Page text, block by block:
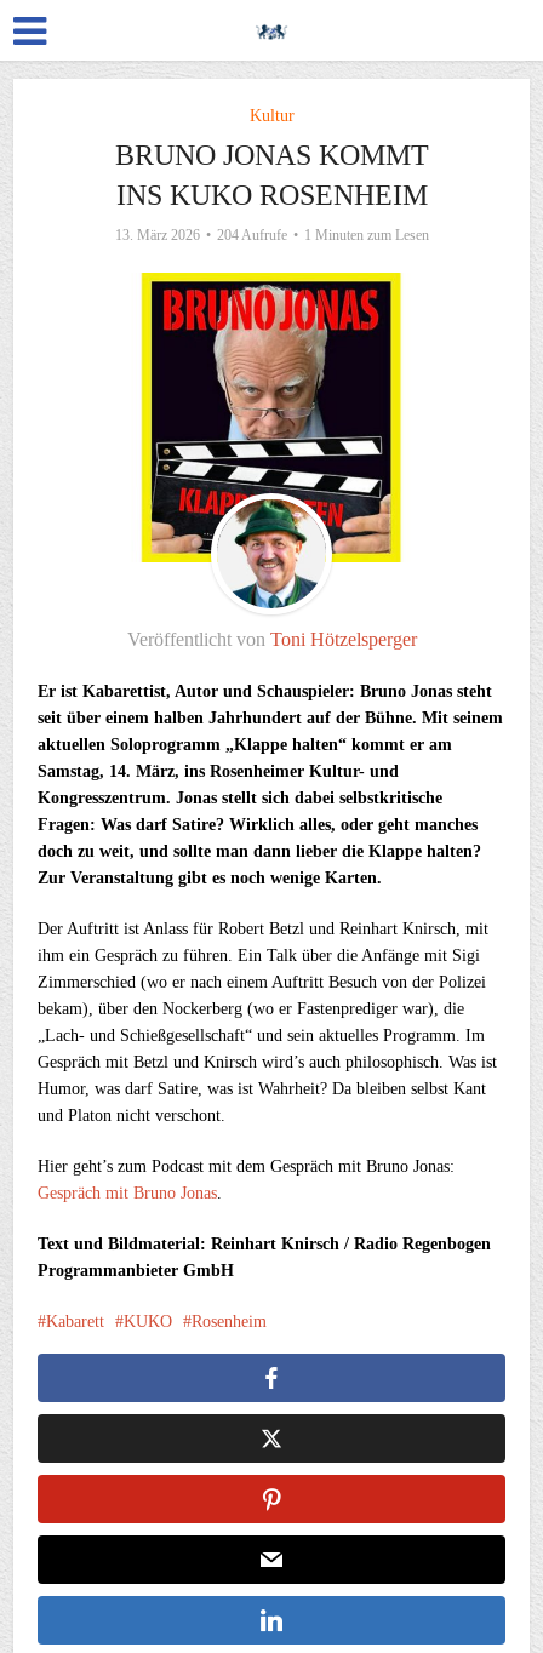
Kultur
BRUNO JONAS KOMMT
INS KUKO ROSENHEIM
13. März 2026 204 Aufrufe 1 Minuten zum Lesen
Veröffentlicht von Toni Hötzelsperger
Er ist Kabarettist, Autor und Schauspieler: Bruno Jonas steht
seit über einem halben Jahrhundert auf der Bühne. Mit seinem
aktuellen Soloprogramm „Klappe halten“ kommt er am
Samstag, 14. März, ins Rosenheimer Kultur- und
Kongresszentrum. Jonas stellt sich dabei selbstkritische
Fragen: Was darf Satire? Wirklich alles, oder geht manches
doch zu weit, und sollte man dann lieber die Klappe halten?
Zur Veranstaltung gibt es noch wenige Karten.
Der Auftritt ist Anlass für Robert Betzl und Reinhart Knirsch, mit
ihm ein Gespräch zu führen. Ein Talk über die Anfänge mit Sigi
Zimmerschied (wo er nach einem Auftritt Besuch von der Polizei
bekam), über den Nockerberg (wo er Fastenprediger war), die
„Lach- und Schießgesellschaft“ und sein aktuelles Programm. Im
Gespräch mit Betzl und Knirsch wird’s auch philosophisch. Was ist
Humor, was darf Satire, was ist Wahrheit? Da bleiben selbst Kant
und Platon nicht verschont.
Hier geht’s zum Podcast mit dem Gespräch mit Bruno Jonas:
Gespräch mit Bruno Jonas.
Text und Bildmaterial: Reinhart Knirsch / Radio Regenbogen
Programmanbieter GmbH
Kabarett KUKO Rosenheim